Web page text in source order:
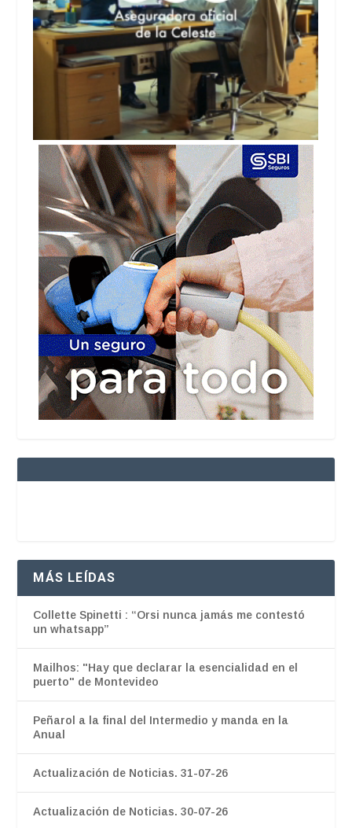
MÁS LEÍDAS
Collette Spinetti : “Orsi nunca jamás me contestó
un whatsapp”
Mailhos: "Hay que declarar la esencialidad en el
puerto" de Montevideo
Peñarol a la final del Intermedio y manda en la
Anual
Actualización de Noticias. 31-07-26
Actualización de Noticias. 30-07-26